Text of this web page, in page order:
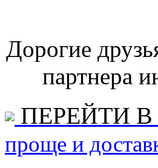
Дорогие
партнера
ПЕРЕЙТИ
проще и